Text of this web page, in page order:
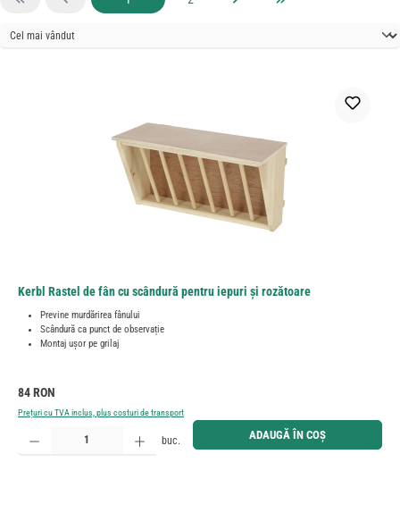
Kerbl Rastel de fân cu scândură pentru iepuri și rozătoare
Previne murdărirea fânului
Scândură ca punct de observație
Montaj ușor pe grilaj
Preț obișnuit:
84 RON
Prețuri cu TVA inclus, plus costuri de transport
Cantitate produs: Introduceți cantitatea dorită sau utilizați butoanele pentru a mări sau micșora
buc. ADAUGĂ ÎN COȘ